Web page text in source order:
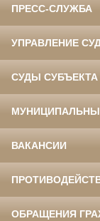
ПРЕСС-СЛУЖБА
УПРАВЛЕНИЕ
СУДЫ
ВАКАНСИИ
ОБРАЩЕНИЯ